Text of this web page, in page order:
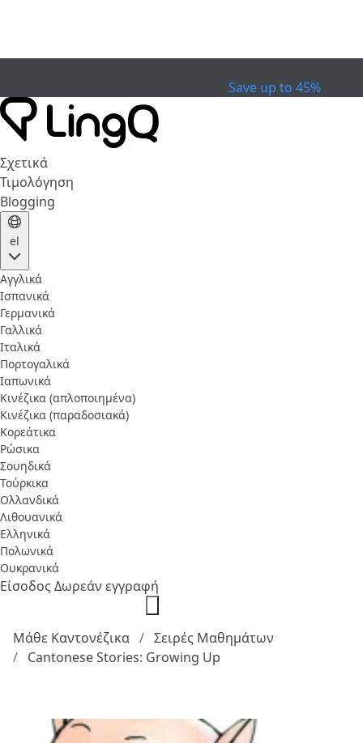
Save up to 45%
Σχετικά
Τιμολόγηση
Blogging
el
Αγγλικά
Ισπανικά
Γερμανικά
Γαλλικά
Ιταλικά
Πορτογαλικά
Ιαπωνικά
Κινέζικα (απλοποιημένα)
Κινέζικα (παραδοσιακά)
Κορεάτικα
Ρώσικα
Σουηδικά
Τούρκικα
Ολλανδικά
Λιθουανικά
Ελληνικά
Πολωνικά
Ουκρανικά
ΕίσοδοςΔωρεάν εγγραφή
Μάθε Καντονέζικα
Σειρές Μαθημάτων
Cantonese Stories: Growing Up